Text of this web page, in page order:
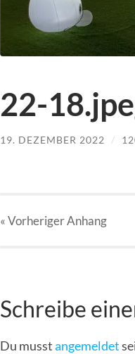
22-
19. DEZEMBER 2022 /
« VorherigerAnhang
Schreibe
Du musstangemeldet